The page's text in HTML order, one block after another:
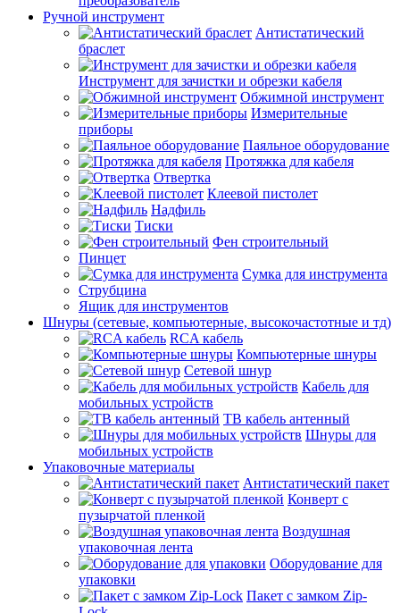
Ручной инструмент
Антистатический
браслет
Инструмент для зачистки и обрезки кабеля
Обжимной инструмент
Измерительные
приборы
Паяльное оборудование
Протяжка для кабеля
Отвертка
Клеевой пистолет
Надфиль
Тиски
Фен строительный
Пинцет
Сумка для инструмента
Струбцина
Ящик для инструментов
Шнуры (сетевые, компьютерные, высокочастотные и тд)
RCA кабель
Компьютерные шнуры
Сетевой шнур
Кабель для
мобильных устройств
ТВ кабель антенный
Шнуры для
мобильных устройств
Упаковочные материалы
Антистатический пакет
Конверт с
пузырчатой пленкой
Воздушная
упаковочная лента
Оборудование для
упаковки
Пакет с замком Zip-